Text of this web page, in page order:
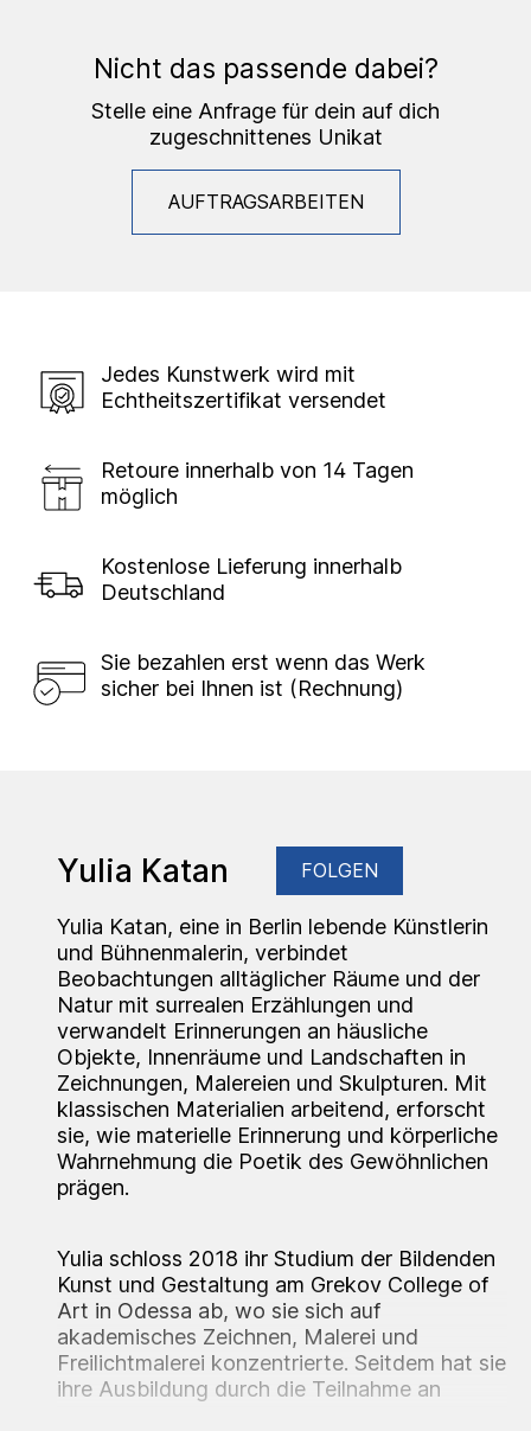
Nicht das passende dabei?
Stelle eine Anfrage für dein auf dich
zugeschnittenes Unikat
AUFTRAGSARBEITEN
Jedes Kunstwerk wird mit
Echtheitszertifikat versendet
Retoure innerhalb von 14 Tagen
möglich
Kostenlose Lieferung innerhalb
Deutschland
Sie bezahlen erst wenn das Werk
sicher bei Ihnen ist (Rechnung)
Yulia Katan FOLGEN
Yulia Katan, eine in Berlin lebende Künstlerin
und Bühnenmalerin, verbindet
Beobachtungen alltäglicher Räume und der
Natur mit surrealen Erzählungen und
verwandelt Erinnerungen an häusliche
Objekte, Innenräume und Landschaften in
Zeichnungen, Malereien und Skulpturen. Mit
klassischen Materialien arbeitend, erforscht
sie, wie materielle Erinnerung und körperliche
Wahrnehmung die Poetik des Gewöhnlichen
prägen.
Yulia schloss 2018 ihr Studium der Bildenden
Kunst und Gestaltung am Grekov College of
Art in Odessa ab, wo sie sich auf
akademisches Zeichnen, Malerei und
Freilichtmalerei konzentrierte. Seitdem hat sie
ihre Ausbildung durch die Teilnahme an